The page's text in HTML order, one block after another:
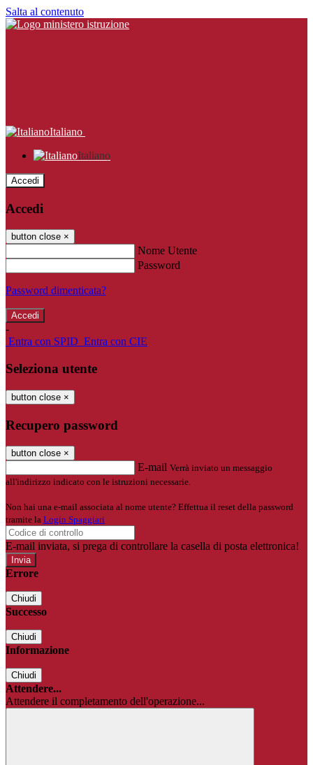
Salta al contenuto
Italiano
Italiano
Accedi
Accedi
button close ×
Nome Utente
Password
Password dimenticata?
-
Entra con SPID Entra con CIE
Seleziona utente
button close ×
Recupero password
button close ×
E-mail Verrà inviato un messaggio
all'indirizzo indicato con le istruzioni necessarie.
Non hai una e-mail associata al nome utente? Effettua il reset della password
tramite la Login Spaggiari
E-mail inviata, si prega di controllare la casella di posta elettronica!
Errore
Chiudi
Successo
Chiudi
Informazione
Chiudi
Attendere...
Attendere il completamento dell'operazione...